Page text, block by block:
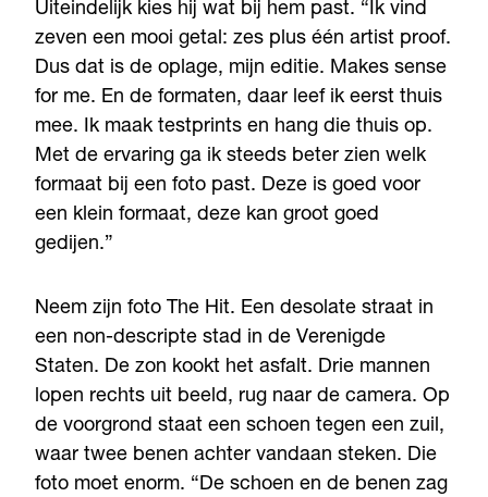
Uiteindelijk kies hij wat bij hem past. “Ik vind
zeven een mooi getal: zes plus één artist proof.
Dus dat is de oplage, mijn editie. Makes sense
for me. En de formaten, daar leef ik eerst thuis
mee. Ik maak testprints en hang die thuis op.
Met de ervaring ga ik steeds beter zien welk
formaat bij een foto past. Deze is goed voor
een klein formaat, deze kan groot goed
gedijen.”
Neem zijn foto The Hit. Een desolate straat in
een non-descripte stad in de Verenigde
Staten. De zon kookt het asfalt. Drie mannen
lopen rechts uit beeld, rug naar de camera. Op
de voorgrond staat een schoen tegen een zuil,
waar twee benen achter vandaan steken. Die
foto moet enorm. “De schoen en de benen zag